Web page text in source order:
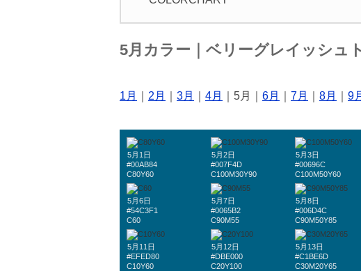
5月カラー｜ベリーグレイッシュ
1月 2月 3月 4月 ｜5月｜ 6月 7月 8月 9
5月1日
#00AB84
C80Y60
5月2日
#007F4D
C100M30Y90
5月3日
#00696C
C100M50Y60
5月6日
#54C3F1
C60
5月7日
#0065B2
C90M55
5月8日
#006D4C
C90M50Y85
5月11日
#EFED80
C10Y60
5月12日
#DBE000
C20Y100
5月13日
#C1BE6D
C30M20Y65